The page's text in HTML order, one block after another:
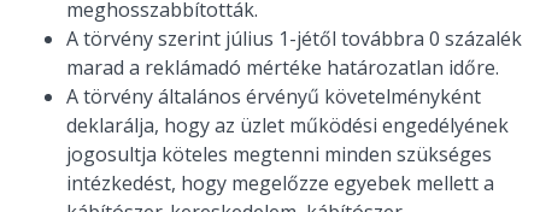
meghosszabbították.
A törvény szerint július 1-jétől továbbra 0 százalék
marad a reklámadó mértéke határozatlan időre.
A törvény általános érvényű követelményként
deklarálja, hogy az üzlet működési engedélyének
jogosultja köteles megtenni minden szükséges
intézkedést, hogy megelőzze egyebek mellett a